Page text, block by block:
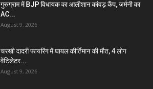
गुरुग्राम में BJP विधायक का आलीशान कांवड़ कैंप, जर्मनी का
AC...
August 9, 2026
चरखी दादरी फायरिंग में घायल कीर्तिमान की मौत, 4 लोग
वेंटिलेटर...
August 9, 2026